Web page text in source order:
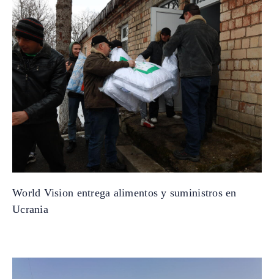
World Vision entrega alimentos y suministros en
Ucrania